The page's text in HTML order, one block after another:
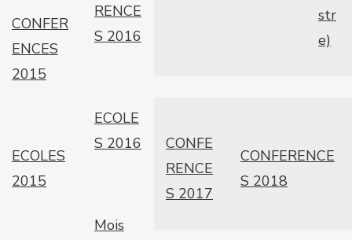
CONFER
ENCES
2015
ECOLES
2015
RENCE
S 2016
ECOLE
S 2016
Mois
str
e)
CONFE
RENCE
S 2017
CONFERENCE
S 2018